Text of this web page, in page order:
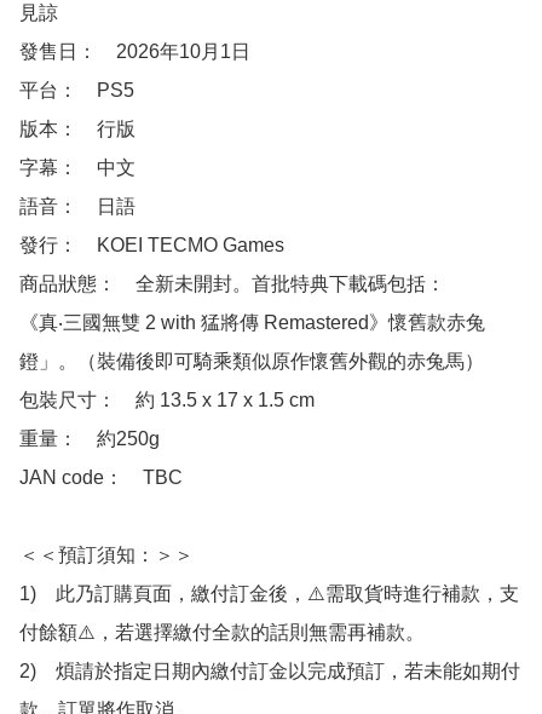
見諒
發售日：　2026年10月1日
平台：　PS5
版本：　行版
字幕：　中文
語音：　日語
發行：　KOEI TECMO Games
商品狀態：　全新未開封。首批特典下載碼包括：
《真‧三國無雙 2 with 猛將傳 Remastered》懷舊款赤兔
鐙」。（裝備後即可騎乘類似原作懷舊外觀的赤兔馬）
包裝尺寸：　約 13.5 x 17 x 1.5 cm
重量：　約250g
JAN code：　TBC
＜＜預訂須知：＞＞
1)　此乃訂購頁面，繳付訂金後，⚠️需取貨時進行補款，支
付餘額⚠️，若選擇繳付全款的話則無需再補款。
2)　煩請於指定日期內繳付訂金以完成預訂，若未能如期付
款，訂單將作取消。